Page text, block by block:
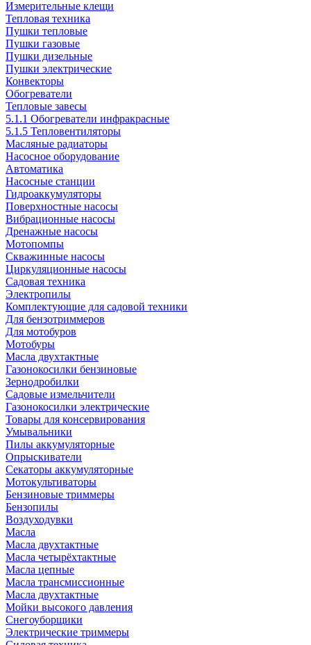
Измерительные клещи
Тепловая техника
Пушки тепловые
Пушки газовые
Пушки дизельные
Пушки электрические
Конвекторы
Обогреватели
Тепловые завесы
5.1.1 Обогреватели инфракрасные
5.1.5 Тепловентиляторы
Масляные радиаторы
Насосное оборудование
Автоматика
Насосные станции
Гидроаккумуляторы
Поверхностные насосы
Вибрационные насосы
Дренажные насосы
Мотопомпы
Скважинные насосы
Циркуляционные насосы
Садовая техника
Электропилы
Комплектующие для садовой техники
Для бензотриммеров
Для мотобуров
Мотобуры
Масла двухтактные
Газонокосилки бензиновые
Зернодробилки
Садовые измельчители
Газонокосилки электрические
Товары для консервирования
Умывальники
Пилы аккумуляторные
Опрыскиватели
Секаторы аккумуляторные
Мотокультиваторы
Бензиновые триммеры
Бензопилы
Воздуходувки
Масла
Масла двухтактные
Масла четырёхтактные
Масла цепные
Масла трансмиссионные
Масла двухтактные
Мойки высокого давления
Снегоуборщики
Электрические триммеры